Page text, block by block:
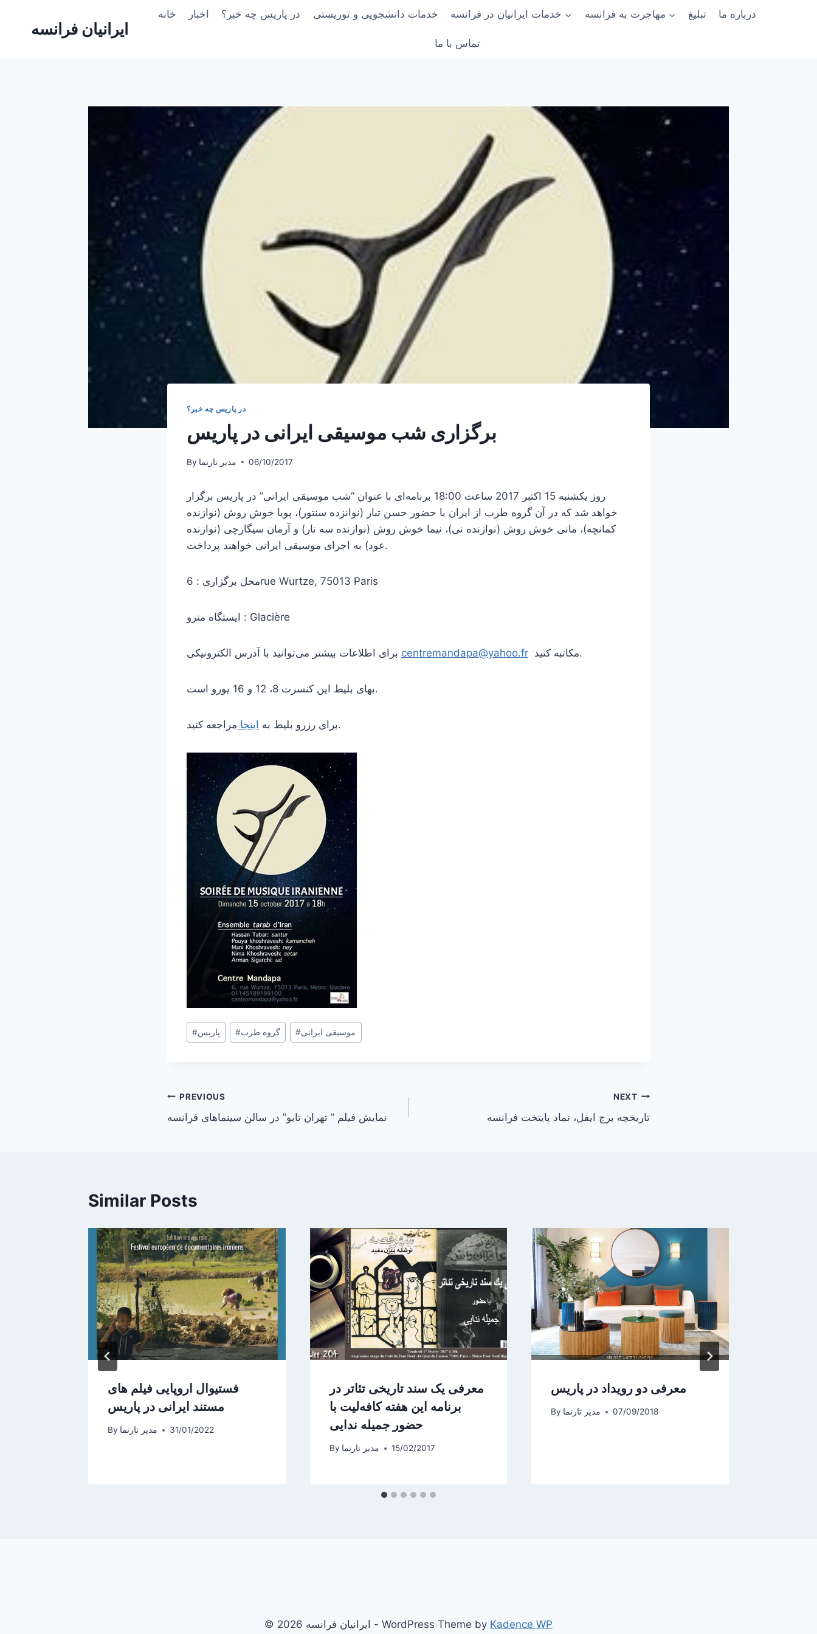
ایرانیان فرانسه
خانه اخبار در پاریس چه خبر؟ خدمات دانشجویی و توریستی خدمات ایرانیان در فرانسه مهاجرت به فرانسه تبلیغ درباره ما
تماس با ما
در پاریس چه خبر؟
برگزاری شب موسیقی ایرانی در پاریس
By مدیر تارنما 06/10/2017
روز یکشنبه 15 اکتبر 2017 ساعت 18:00 برنامه‌ای با عنوان “شب موسیقی ایرانی” در پاریس برگزار
خواهد شد که در آن گروه طرب از ایران با حضور حسن تبار (نوانزده سنتور)، پویا خوش روش (نوازنده
کمانچه)، مانی خوش روش (نوازنده نی)، نیما خوش روش (نوازنده سه تار) و آرمان سیگارچی (نوازنده
عود) به اجرای موسیقی ایرانی خواهند پرداخت.
محل برگزاری : 6rue Wurtze, 75013 Paris
ایستگاه مترو : Glacière
centremandapa@yahoo.fr مکاتبه کنید.
بهای بلیط این کنسرت 8، 12 و 16 یورو است.
برای رزرو بلیط به اینجا مراجعه کنید.
Post
Tags:
#پاریس #گروه طرب #موسیقی ایرانی
Post
navigation
PREVIOUS
نمایش فیلم ” تهران تابو” در سالن سینماهای فرانسه
NEXT
تاریخچه برج ایفل، نماد پایتخت فرانسه
Similar Posts
فستيوال اروپایی فیلم های
مستند ایرانی در پاریس
By مدیر تارنما 31/01/2022
معرفی یک سند تاریخی تئاتر در
برنامه این هفته کافه‌لیت با
حضور جمیله ندایی
By مدیر تارنما 15/02/2017
معرفی دو رویداد در پاریس
By مدیر تارنما 07/09/2018
© 2026 ایرانیان فرانسه - WordPress Theme by Kadence WP